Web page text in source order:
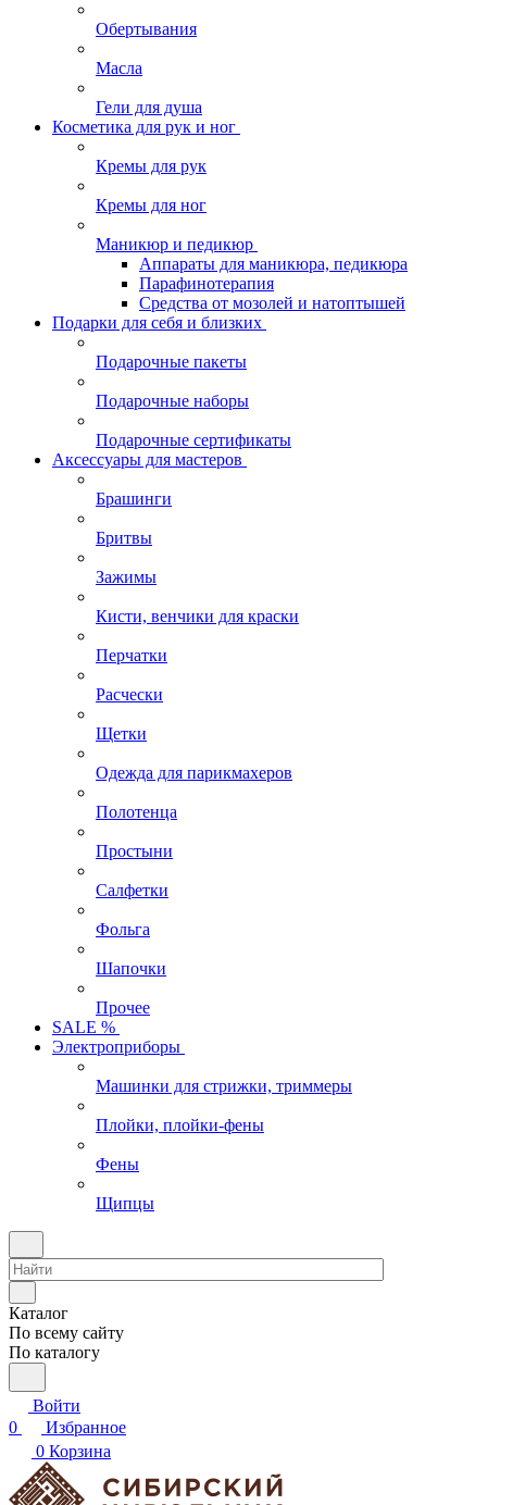
Обертывания
Масла
Гели для душа
Косметика для рук и ног
Кремы для рук
Кремы для ног
Маникюр и педикюр
Аппараты для маникюра, педикюра
Парафинотерапия
Средства от мозолей и натоптышей
Подарки для себя и близких
Подарочные пакеты
Подарочные наборы
Подарочные сертификаты
Аксессуары для мастеров
Брашинги
Бритвы
Зажимы
Кисти, венчики для краски
Перчатки
Расчески
Щетки
Одежда для парикмахеров
Полотенца
Простыни
Салфетки
Фольга
Шапочки
Прочее
SALE %
Электроприборы
Машинки для стрижки, триммеры
Плойки, плойки-фены
Фены
Щипцы
Каталог
По всему сайту
По каталогу
Войти
0
Избранное
0 Корзина